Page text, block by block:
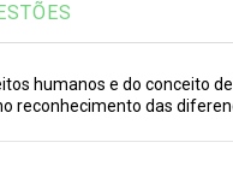
humanos e do conceito
reconhecimento das